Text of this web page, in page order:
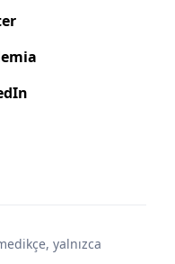
yalnızca